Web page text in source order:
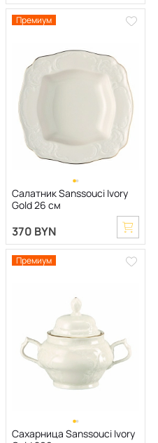
Премиум
Салатник Sanssouci Ivory
Gold 26 см
370 BYN
Премиум
Сахарница Sanssouci Ivory